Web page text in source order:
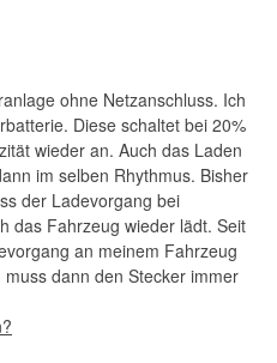
ohne Netzanschluss. Ich
Diese schaltet bei 20%
wieder an. Auch das Laden
im selben Rhythmus. Bisher
der Ladevorgang bei
das Fahrzeug wieder lädt. Seit
an meinem Fahrzeug
dann den Stecker immer